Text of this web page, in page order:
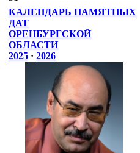
КАЛЕНДАРЬ ПАМЯТНЫХ
ДАТ
ОРЕНБУРГСКОЙ
ОБЛАСТИ
2025 · 2026